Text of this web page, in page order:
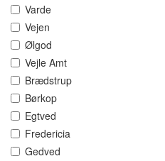
Varde
Vejen
Ølgod
Vejle Amt
Brædstrup
Børkop
Egtved
Fredericia
Gedved